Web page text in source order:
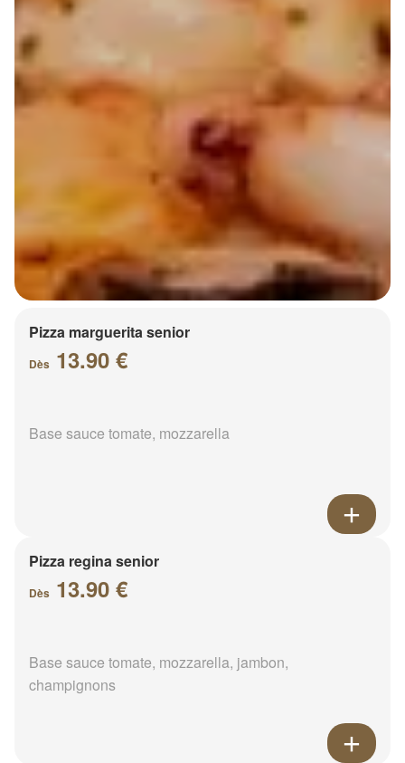
Pizza marguerita senior
Dès 13.90 €
Base sauce tomate, mozzarella
Pizza regina senior
Dès 13.90 €
Base sauce tomate, mozzarella, jambon,
champignons